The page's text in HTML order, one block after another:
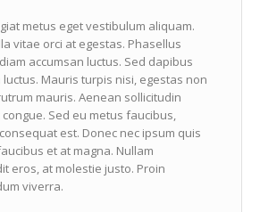
metus eget vestibulum aliquam.
vitae orci at egestas. Phasellus
accumsan luctus. Sed dapibus
Mauris turpis nisi, egestas non
mauris. Aenean sollicitudin
Sed eu metus faucibus,
est. Donec nec ipsum quis
et at magna. Nullam
eros, at molestie justo. Proin
viverra.